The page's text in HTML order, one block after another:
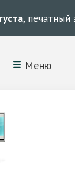
, печатный
Меню